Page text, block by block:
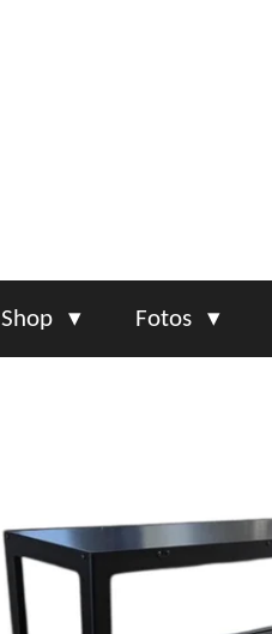
Shop Fotos